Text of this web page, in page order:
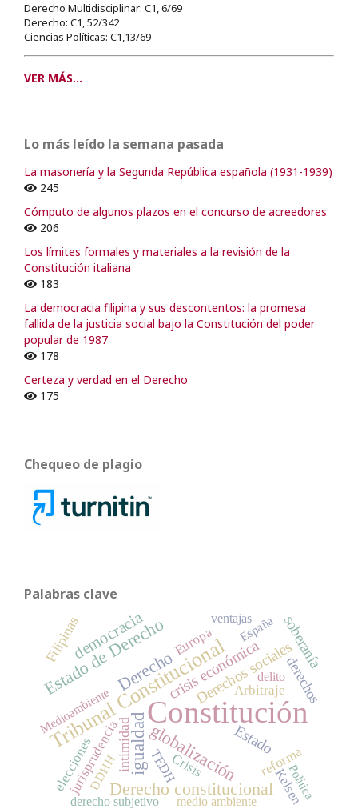
Derecho Multidisciplinar: C1, 6/69
Derecho: C1, 52/342
Ciencias Políticas: C1,13/69
VER MÁS...
Lo más leído la semana pasada
La masonería y la Segunda República española (1931-1939)
245
Cómputo de algunos plazos en el concurso de acreedores
206
Los límites formales y materiales a la revisión de la
Constitución italiana
183
La democracia filipina y sus descontentos: la promesa
fallida de la justicia social bajo la Constitución del poder
popular de 1987
178
Certeza y verdad en el Derecho
175
Chequeo de plagio
Palabras clave
Constitución
Tribunal Constitucional
igualdad
Estado de Derecho
globalización
Derecho constitucional
Derecho
democracia
crisis económica
Derechos sociales
Estado
soberanía
intimidad
Filipinas
derechos
Crisis
jurisprudencia reforma
TEDH
elecciones
Europa
Arbitraje
Kelsen
Política
Medioambiente
medio ambiente
España
derecho subjetivo
delito
DDHH
ventajas